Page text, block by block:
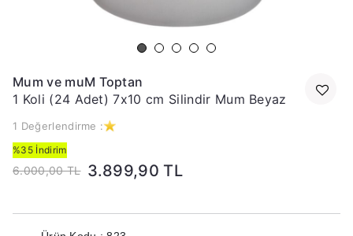
Mum ve muM Toptan
1 Koli (24 Adet) 7x10 cm Silindir Mum Beyaz
1 Değerlendirme :
%35 İndirim
6.000,00 TL 3.899,90 TL